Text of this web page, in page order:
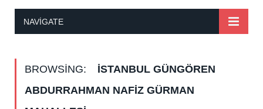
NAVIGATE
BROWSING:
İSTANBUL GÜNGÖREN
ABDURRAHMAN NAFIZ GÜRMAN